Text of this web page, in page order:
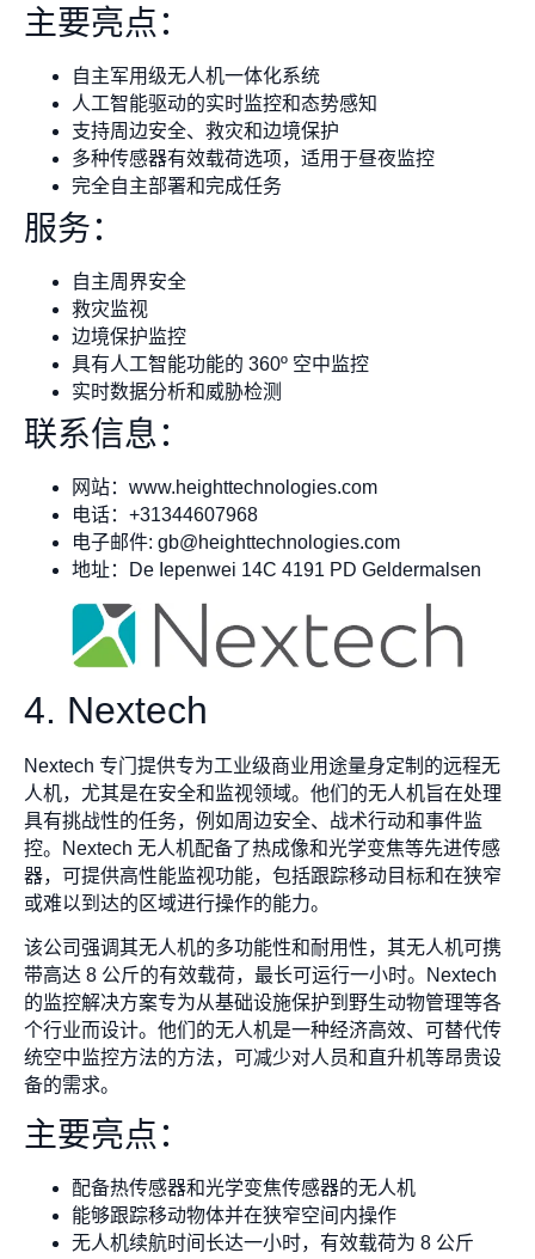
主要亮点：
自主军用级无人机一体化系统
人工智能驱动的实时监控和态势感知
支持周边安全、救灾和边境保护
多种传感器有效载荷选项，适用于昼夜监控
完全自主部署和完成任务
服务：
自主周界安全
救灾监视
边境保护监控
具有人工智能功能的 360º 空中监控
实时数据分析和威胁检测
联系信息：
网站：www.heighttechnologies.com
电话：+31344607968
电子邮件: gb@heighttechnologies.com
地址：De Iepenwei 14C 4191 PD Geldermalsen
4. Nextech
Nextech 专门提供专为工业级商业用途量身定制的远程无
人机，尤其是在安全和监视领域。他们的无人机旨在处理
具有挑战性的任务，例如周边安全、战术行动和事件监
控。Nextech 无人机配备了热成像和光学变焦等先进传感
器，可提供高性能监视功能，包括跟踪移动目标和在狭窄
或难以到达的区域进行操作的能力。
该公司强调其无人机的多功能性和耐用性，其无人机可携
带高达 8 公斤的有效载荷，最长可运行一小时。Nextech
的监控解决方案专为从基础设施保护到野生动物管理等各
个行业而设计。他们的无人机是一种经济高效、可替代传
统空中监控方法的方法，可减少对人员和直升机等昂贵设
备的需求。
主要亮点：
配备热传感器和光学变焦传感器的无人机
能够跟踪移动物体并在狭窄空间内操作
无人机续航时间长达一小时，有效载荷为 8 公斤